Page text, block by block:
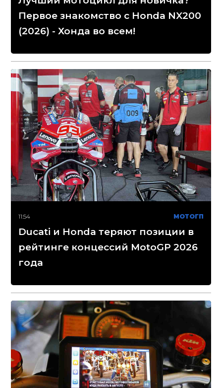
Первое знакомство с Honda NX200
(2026) - Хонда во всем!
11:54 МОТОГП
Ducati и Honda теряют позиции в
рейтинге концессий MotoGP 2026
года